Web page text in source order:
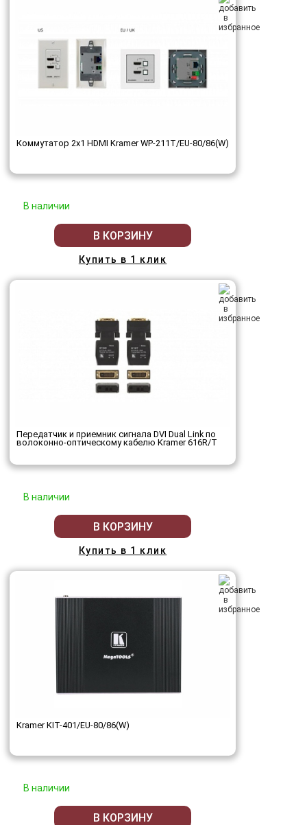
Коммутатор 2х1 HDMI Kramer WP-211T/EU-80/86(W)
В наличии
В КОРЗИНУ
Купить в 1 клик
Передатчик и приемник сигнала DVI Dual Link по
волоконно-оптическому кабелю Kramer 616R/T
В наличии
В КОРЗИНУ
Купить в 1 клик
Kramer KIT-401/EU-80/86(W)
В наличии
В КОРЗИНУ